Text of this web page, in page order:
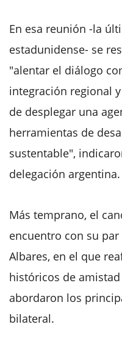
En esa reunión -la
estadunidense- se
"alentar el diálogo
integración regional
de desplegar una
herramientas de
sustentable",
delegación argentina.
Más temprano, el
encuentro con su par
Albares, en el que
históricos de
abordaron los
bilateral.